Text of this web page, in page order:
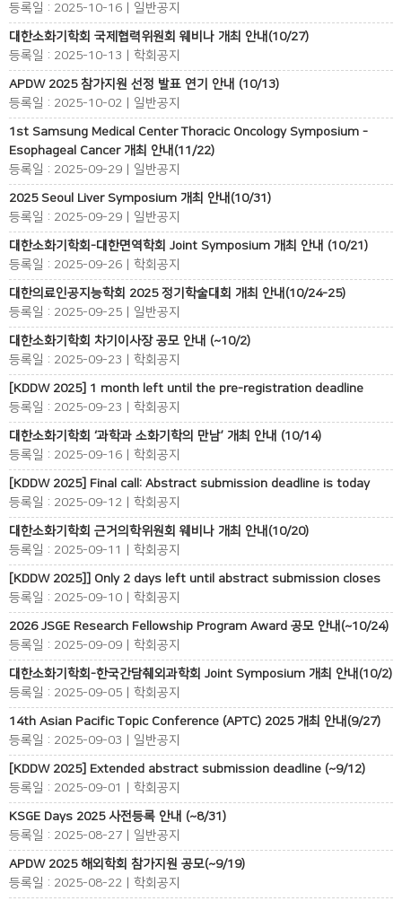
등록일 : 2025-10-16 | 일반공지
대한소화기학회 국제협력위원회 웨비나 개최 안내(10/27)
등록일 : 2025-10-13 | 학회공지
APDW 2025 참가지원 선정 발표 연기 안내 (10/13)
등록일 : 2025-10-02 | 일반공지
1st Samsung Medical Center Thoracic Oncology Symposium -
Esophageal Cancer 개최 안내(11/22)
등록일 : 2025-09-29 | 일반공지
2025 Seoul Liver Symposium 개최 안내(10/31)
등록일 : 2025-09-29 | 일반공지
대한소화기학회-대한면역학회 Joint Symposium 개최 안내 (10/21)
등록일 : 2025-09-26 | 학회공지
대한의료인공지능학회 2025 정기학술대회 개최 안내(10/24-25)
등록일 : 2025-09-25 | 일반공지
대한소화기학회 차기이사장 공모 안내 (~10/2)
등록일 : 2025-09-23 | 학회공지
[KDDW 2025] 1 month left until the pre-registration deadline
등록일 : 2025-09-23 | 학회공지
대한소화기학회 ‘과학과 소화기학의 만남’ 개최 안내 (10/14)
등록일 : 2025-09-16 | 학회공지
[KDDW 2025] Final call: Abstract submission deadline is today
등록일 : 2025-09-12 | 학회공지
대한소화기학회 근거의학위원회 웨비나 개최 안내(10/20)
등록일 : 2025-09-11 | 학회공지
[KDDW 2025]] Only 2 days left until abstract submission closes
등록일 : 2025-09-10 | 학회공지
2026 JSGE Research Fellowship Program Award 공모 안내(~10/24)
등록일 : 2025-09-09 | 학회공지
대한소화기학회-한국간담췌외과학회 Joint Symposium 개최 안내(10/2)
등록일 : 2025-09-05 | 학회공지
14th Asian Pacific Topic Conference (APTC) 2025 개최 안내(9/27)
등록일 : 2025-09-03 | 일반공지
[KDDW 2025] Extended abstract submission deadline (~9/12)
등록일 : 2025-09-01 | 학회공지
KSGE Days 2025 사전등록 안내 (~8/31)
등록일 : 2025-08-27 | 일반공지
APDW 2025 해외학회 참가지원 공모(~9/19)
등록일 : 2025-08-22 | 학회공지